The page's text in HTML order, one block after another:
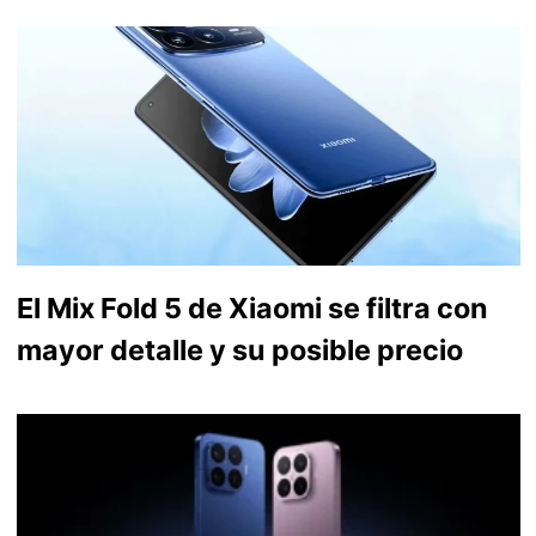
El Mix Fold 5 de Xiaomi se filtra con
mayor detalle y su posible precio